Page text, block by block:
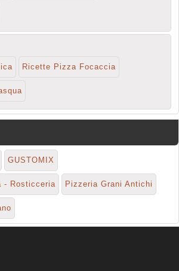
Ricette Pizza Focaccia
GUSTOMIX
- Rosticceria Pizzeria Grani Antichi